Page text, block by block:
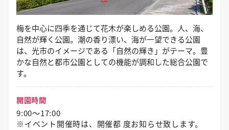
梅を中心に四季を通じて花木が楽しめる公園。人、海、
自然が輝く公園。潮の香り漂い、海が一望できる公園
は、光市のイメージである「自然の輝き」がテーマ。豊
かな自然と都市公園としての機能が調和した総合公園で
す。
開園時間
9:00～17:00
※イベント開催時は、開催都 度お知らせ致します。